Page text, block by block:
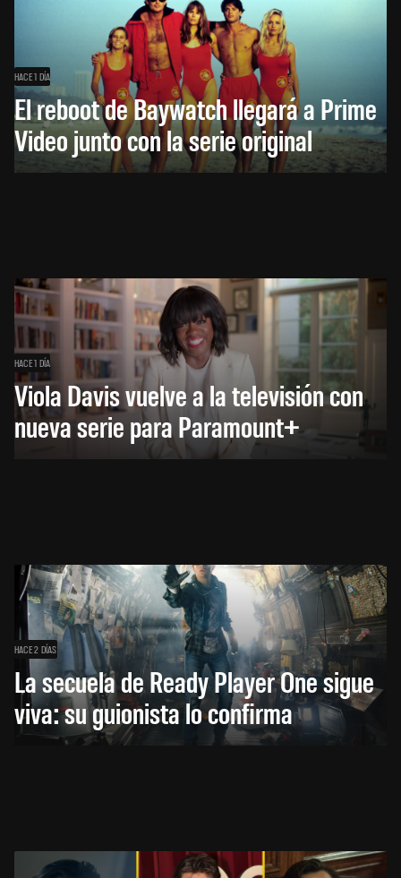
HACE 1 DÍA
El reboot de Baywatch llegará a Prime
Video junto con la serie original
HACE 1 DÍA
Viola Davis vuelve a la televisión con
nueva serie para Paramount+
HACE 2 DÍAS
La secuela de Ready Player One sigue
viva: su guionista lo confirma